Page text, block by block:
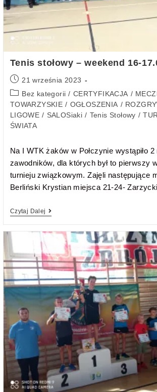
Tenis stołowy – weekend 16-
21 września 2023
Bez kategorii / CERTYFIKACJA /
TOWARZYSKIE / OGŁOSZENIA /
LIGOWE / SALOSiaki / Tenis Stołowy /
ŚWIATA
Na I WTK żaków w Połczynie wystąpiło
zawodników, dla których był to pierwszy
turnieju związkowym. Zajęli następujące
Berliński Krystian miejsca 21-24-
Czytaj Dalej